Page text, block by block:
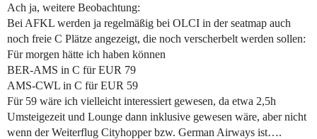
Ach ja, weitere Beobachtung:
Bei AFKL werden ja regelmäßig bei OLCI in der seatmap auch
noch freie C Plätze angezeigt, die noch verscherbelt werden sollen:
Für morgen hätte ich haben können
BER-AMS in C für EUR 79
AMS-CWL in C für EUR 59
Für 59 wäre ich vielleicht interessiert gewesen, da etwa 2,5h
Umsteigezeit und Lounge dann inklusive gewesen wäre, aber nicht
wenn der Weiterflug Cityhopper bzw. German Airways ist….